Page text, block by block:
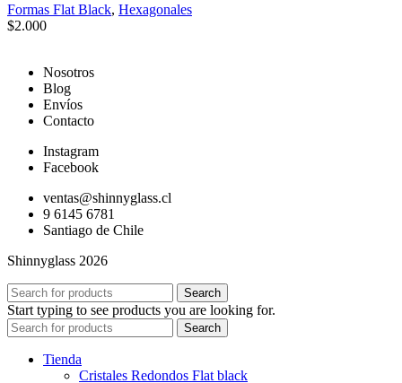
Formas Flat Black, Hexagonales
$2.000
Nosotros
Blog
Envíos
Contacto
Instagram
Facebook
ventas@shinnyglass.cl
9 6145 6781
Santiago de Chile
Shinnyglass 2026
Search
Start typing to see products you are looking for.
Search
Tienda
Cristales Redondos Flat black